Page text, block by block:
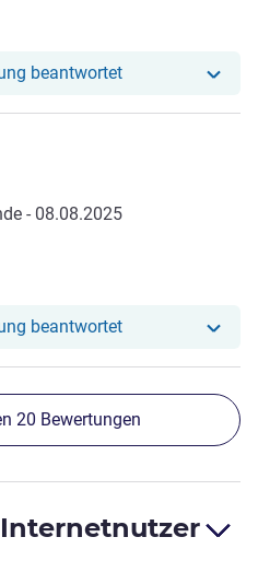
beantwortetUnser Hotel hat
5.0/5
- 08.08.2025
beantwortetUnser Hotel hat
20 Bewertungen